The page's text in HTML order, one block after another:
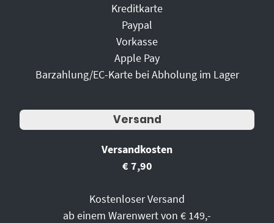
Kreditkarte
Paypal
Vorkasse
Apple Pay
Barzahlung/EC-Karte bei Abholung im Lager
Versand
Versandkosten
€ 7,90
Kostenloser Versand
ab einem Warenwert von € 149,-